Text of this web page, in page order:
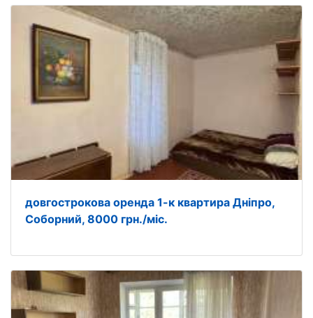
довгострокова оренда 1-к квартира Дніпро,
Соборний, 8000 грн./міс.